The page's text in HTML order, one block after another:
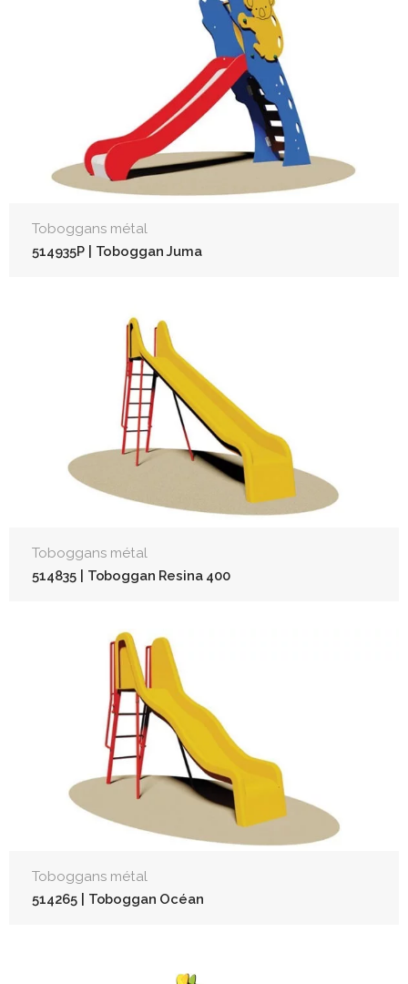
Toboggans métal
514935P | Toboggan Juma
Toboggans métal
514835 | Toboggan Resina 400
Toboggans métal
514265 | Toboggan Océan